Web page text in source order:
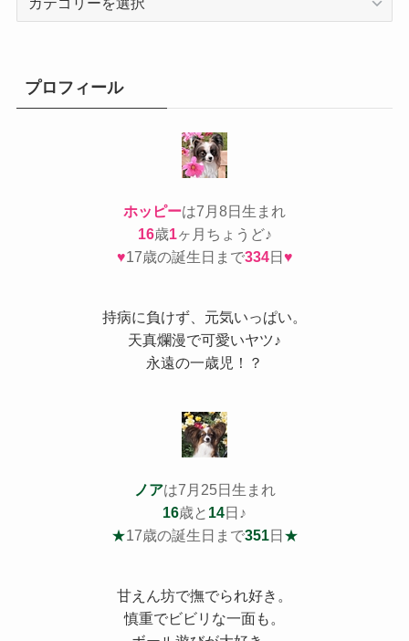
ープロフィール
ホッピーは7月8日生まれ
16歳1ヶ月ちょうど♪
♥17歳の誕生日まで334日♥
持病に負けず、元気いっぱい。
天真爛漫で可愛いヤツ♪
永遠の一歳児！？
ノアは7月25日生まれ
16歳と 14日♪
★17歳の誕生日まで351日 ★
甘えん坊で撫でられ好き。
慎重でビビリな一面も。